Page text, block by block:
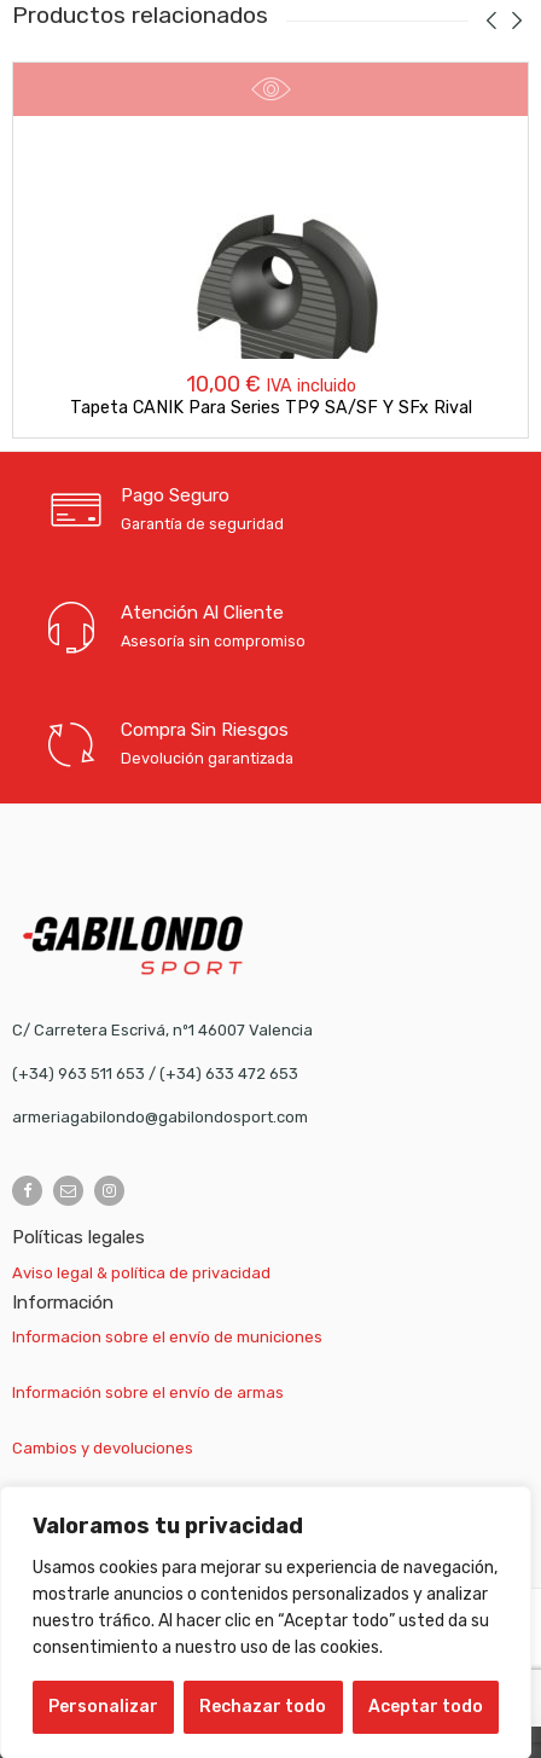
Valoramos tu privacidad
Usamos cookies para mejorar su experiencia de navegación,
mostrarle anuncios o contenidos personalizados y analizar
nuestro tráfico. Al hacer clic en “Aceptar todo” usted da su
consentimiento a nuestro uso de las cookies.
Personalizar Rechazar todo Aceptar todo
Productos relacionados
10,00 € IVA incluido
Tapeta CANIK Para Series TP9 SA/SF Y SFx Rival
Pago Seguro
Garantía de seguridad
Atención Al Cliente
Asesoría sin compromiso
Compra Sin Riesgos
Devolución garantizada
C/ Carretera Escrivá, nº1 46007 Valencia
(+34) 963 511 653 / (+34) 633 472 653
armeriagabilondo@gabilondosport.com
Políticas legales
Aviso legal & política de privacidad
Información
Informacion sobre el envío de municiones
Información sobre el envío de armas
Cambios y devoluciones
Suscripción newsletter
© Gabilondo sport - All Right reserved!